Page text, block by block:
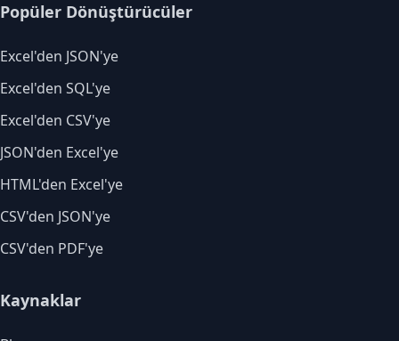
Popüler Dönüştürücüler
Excel'den JSON'ye
Excel'den SQL'ye
Excel'den CSV'ye
JSON'den Excel'ye
HTML'den Excel'ye
CSV'den JSON'ye
CSV'den PDF'ye
Kaynaklar